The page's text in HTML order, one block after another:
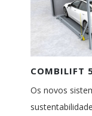
COMBILIFT
Os novos